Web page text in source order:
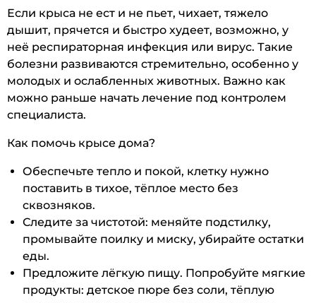
Если крыса не ест и не пьет, чихает, тяжело
дышит, прячется и быстро худеет, возможно, у
неё респираторная инфекция или вирус. Такие
болезни развиваются стремительно, особенно у
молодых и ослабленных животных. Важно как
можно раньше начать лечение под контролем
специалиста.
Как помочь крысе дома?
Обеспечьте тепло и покой, клетку нужно
поставить в тихое, тёплое место без
сквозняков.
Следите за чистотой: меняйте подстилку,
промывайте поилку и миску, убирайте остатки
еды.
Предложите лёгкую пищу. Попробуйте мягкие
продукты: детское пюре без соли, тёплую